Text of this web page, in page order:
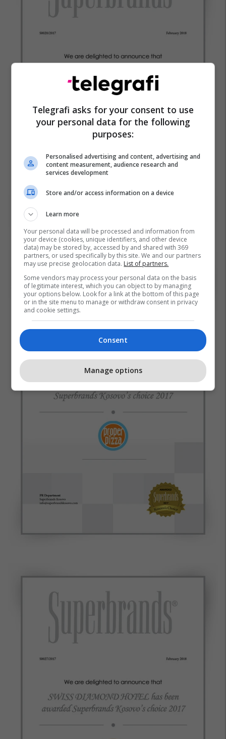
Telegrafi asks for your consent to use
your personal data for the following
purposes:
Personalised advertising and content, advertising and
content measurement, audience research and
services development
Store and/or access information on a device
Learn more
Your personal data will be processed and information from
your device (cookies, unique identifiers, and other device
data) may be stored by, accessed by and shared with 369
partners, or used specifically by this site. We and our partners
may use precise geolocation data. List of partners.
Some vendors may process your personal data on the basis
of legitimate interest, which you can object to by managing
your options below. Look for a link at the bottom of this page
or in the site menu to manage or withdraw consent in privacy
and cookie settings.
Consent
Manage options